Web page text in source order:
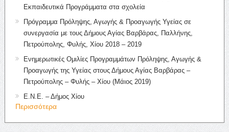
Εκπαιδευτικά Προγράμματα στα σχολεία
Πρόγραμμα Πρόληψης, Αγωγής & Προαγωγής Υγείας σε
συνεργασία με τους Δήμους Αγίας Βαρβάρας, Παλλήνης,
Πετρούπολης, Φυλής, Χίου 2018 – 2019
Ενημερωτικές Ομιλίες Προγραμμάτων Πρόληψης, Αγωγής &
Προαγωγής της Υγείας στους Δήμους Αγίας Βαρβάρας –
Πετρούπολης – Φυλής – Χίου (Μάιος 2019)
Ε.Ν.Ε. – Δήμος Χίου
Περισσότερα